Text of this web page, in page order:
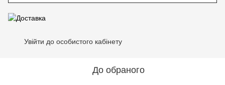
Увійти до особистого кабінету
До обраного